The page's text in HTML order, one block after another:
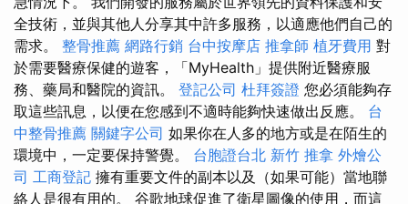
全技術，並與其他人分享其中許多服務，以適應他們自己的
需求。 整骨推薦 網路行銷 台中按摩店 推拿師 植牙費用 對
於需要醫療保健的遊客，「MyHealth」提供附近醫療服
務、藥局和醫院的資訊。 登記公司 杜拜簽證 您必須能夠存
取這些訊息，以便在您感到不適時能夠快速做出反應。 台
中整骨推薦 關鍵字公司 如果你在人多的地方或是在陌生的
環境中，一定要保持警覺。 台胞證台北 新竹 推拿 外燴公
司 工商登記 擁有重要文件的副本以及（如果可能）當地聯
絡人是很有用的。 谷歌地球促進了衛星圖像的使用，而這